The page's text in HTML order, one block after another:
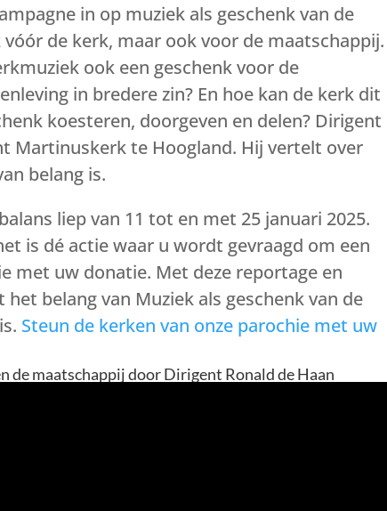
in op muziek als geschenk van de
vóór de kerk, maar ook voor de maatschappij.
ook een geschenk voor de
in bredere zin? En hoe kan de kerk dit
koesteren, doorgeven en delen? Dirigent
Martinuskerk te Hoogland. Hij vertelt over
belang is.
liep van 11 tot en met 25 januari 2025.
is dé actie waar u wordt gevraagd om een
met uw donatie. Met deze reportage en
belang van Muziek als geschenk van de
Steun de kerken van onze parochie met uw
de maatschappij door Dirigent Ronald de Haan